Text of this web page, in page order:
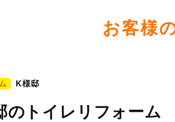
お客様
K様邸
トイレリフォーム